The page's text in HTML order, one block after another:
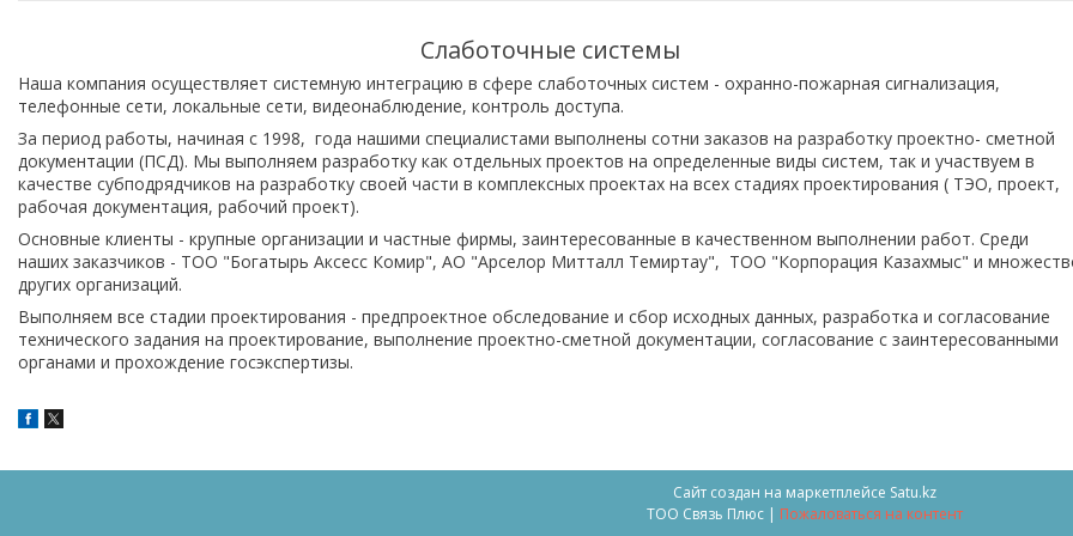
Слаботочные системы
Наша компания осуществляет системную интеграцию в сфере слаботочных систем - охранно-пожарная сигнализация,
телефонные сети, локальные сети, видеонаблюдение, контроль доступа.
За период работы, начиная с 1998, года нашими специалистами выполнены сотни заказов на разработку проектно- сметной
документации (ПСД). Мы выполняем разработку как отдельных проектов на определенные виды систем, так и участвуем в
качестве субподрядчиков на разработку своей части в комплексных проектах на всех стадиях проектирования ( ТЭО, проект,
рабочая документация, рабочий проект).
Основные клиенты - крупные организации и частные фирмы, заинтересованные в качественном выполнении работ. Среди
наших заказчиков - ТОО "Богатырь Аксесс Комир", АО "Арселор Митталл Темиртау", ТОО "Корпорация Казахмыс" и
других организаций.
Выполняем все стадии проектирования - предпроектное обследование и сбор исходных данных, разработка и согласование
технического задания на проектирование, выполнение проектно-сметной документации, согласование с заинтересованными
органами и прохождение госэкспертизы.
Сайт создан на маркетплейсе Satu.kz
ТОО Связь Плюс | Пожаловаться на контент